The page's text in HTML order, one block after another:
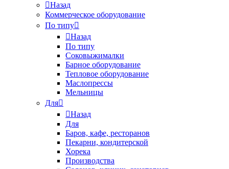
Назад
Коммерческое оборудование
По типу
Назад
По типу
Соковыжималки
Барное оборудование
Тепловое оборудование
Маслопрессы
Мельницы
Для
Назад
Для
Баров, кафе, ресторанов
Пекарни, кондитерской
Хорека
Производства